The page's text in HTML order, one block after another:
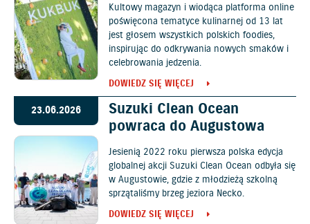
Kultowy magazyn i wiodąca platforma online
poświęcona tematyce kulinarnej od 13 lat
jest głosem wszystkich polskich foodies,
inspirując do odkrywania nowych smaków i
celebrowania jedzenia.
DOWIEDZ SIĘ WIĘCEJ
23.06.2026
Suzuki Clean Ocean
powraca do Augustowa
Jesienią 2022 roku pierwsza polska edycja
globalnej akcji Suzuki Clean Ocean odbyła się
w Augustowie, gdzie z młodzieżą szkolną
sprzątaliśmy brzeg jeziora Necko.
DOWIEDZ SIĘ WIĘCEJ